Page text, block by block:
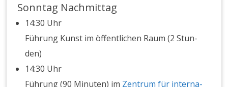
Sonntag Nachmittag
14:30 Uhr
Führung Kun­st im öffentlichen Raum (2 Stun­
den)
14:30 Uhr
Führung (90 Minuten) im Zen­trum für inter­na­